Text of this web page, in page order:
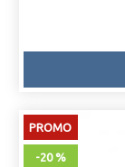
PROMO
-20 %